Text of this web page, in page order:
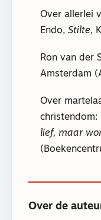
Over allerlei
Endo, Stilte,
Ron van der
Amsterdam
Over
christendom:
lief, maar
Over de